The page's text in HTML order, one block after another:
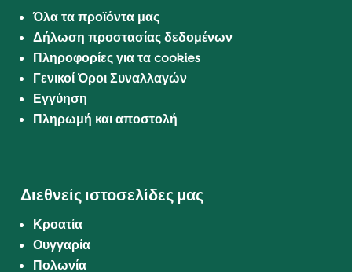
Όλα τα προϊόντα μας
Δήλωση προστασίας δεδομένων
Πληροφορίες για τα cookies
Γενικοί Όροι Συναλλαγών
Εγγύηση
Πληρωμή και αποστολή
Διεθνείς ιστοσελίδες μας
Κροατία
Ουγγαρία
Πολωνία